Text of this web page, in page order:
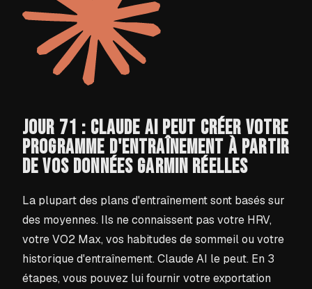
JOUR 71 : CLAUDE AI PEUT CRÉER VOTRE
PROGRAMME D'ENTRAÎNEMENT À PARTIR
DE VOS DONNÉES GARMIN RÉELLES
La plupart des plans d'entraînement sont basés sur
des moyennes. Ils ne connaissent pas votre HRV,
votre VO2 Max, vos habitudes de sommeil ou votre
historique d'entraînement. Claude AI le peut. En 3
étapes, vous pouvez lui fournir votre exportation